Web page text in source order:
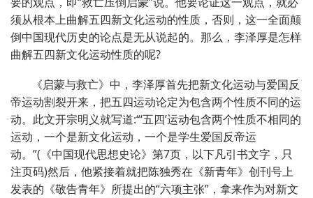
须从根本上曲解五四新文化运动的性质，否则，这一全面颠
倒中国现代历史的论点是无从说起的。那么，李泽厚是怎样
曲解五四新文化运动性质的呢?
《启蒙与救亡》中，李泽厚首先把新文化运动与爱国反
帝运动割裂开来，把五四运动论定为包含两个性质不同的运
动。此文开宗明义就写道:“‘五四’运动包含两个性质不相同的
运动，一个是新文化运动，一个是学生爱国反帝运
动。”(《中国现代思想史论》第7页，以下凡引书文字，只
注页码)然后，他紧接着就把陈独秀在《新青年》创刊号上
发表的《敬告青年》所提出的“六项主张”，拿来作为对新文